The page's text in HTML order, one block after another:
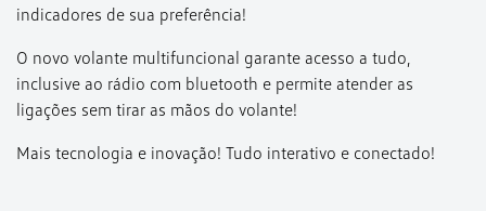
indicadores de sua preferência!
O novo volante multifuncional garante acesso a tudo,
inclusive ao rádio com bluetooth e permite atender as
ligações sem tirar as mãos do volante!
Mais tecnologia e inovação! Tudo interativo e conectado!